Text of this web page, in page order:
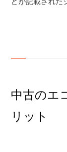
中古のエ
リット